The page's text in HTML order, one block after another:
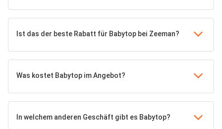
Ist das der beste Rabatt für Babytop bei Zeeman?
Was kostet Babytop im Angebot?
In welchem anderen Geschäft gibt es Babytop?